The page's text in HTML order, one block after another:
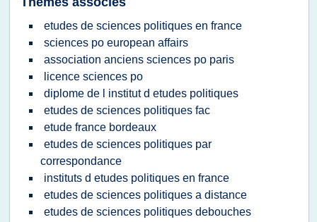
etudes de sciences politiques en france
sciences po european affairs
association anciens sciences po paris
licence sciences po
diplome de l institut d etudes politiques
etudes de sciences politiques fac
etude france bordeaux
etudes de sciences politiques par
correspondance
instituts d etudes politiques en france
etudes de sciences politiques a distance
etudes de sciences politiques debouches